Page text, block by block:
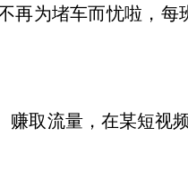
为堵车而忧啦，每
取流量，在某短视